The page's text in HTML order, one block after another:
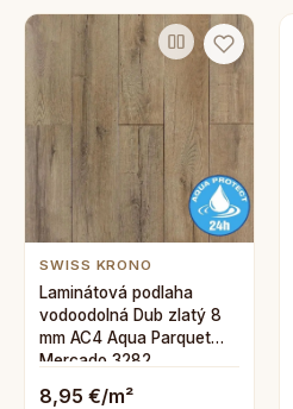
SWISS KRONO
Laminátová podlaha
vodoodolná Dub zlatý 8
mm AC4 Aqua Parquet
Mercado 3282
8,95 €/m²